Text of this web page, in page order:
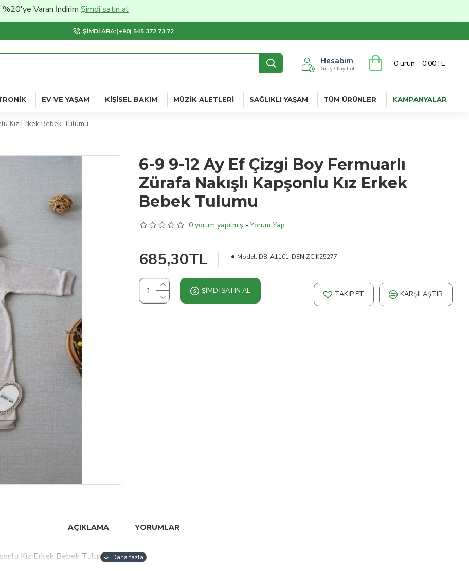
Varan İndirim Şimdi satın al
ŞIMDI ARA:(+90) 545 372 73 72
Hesabım
Giriş / Kayıt ol
0 ürün - 0,00TL
EV VE YAŞAM KIŞISEL BAKIM MÜZIK ALETLERI SAĞLIKLI YAŞAM TÜM ÜRÜNLER KAMPANYALAR
Kız Erkek Bebek Tulumu
6-9 9-12 Ay Ef Çizgi Boy Fermuarlı
Zürafa Nakışlı Kapşonlu Kız Erkek
Bebek Tulumu
0 yorum yapılmış. -Yorum Yap
685,30TL Model: DB-A1101-DENİZCİK25277
ŞIMDI SATIN AL TAKIP ET KARŞILAŞTIR
AÇIKLAMA YORUMLAR
Kız Erkek Bebek Tulumu